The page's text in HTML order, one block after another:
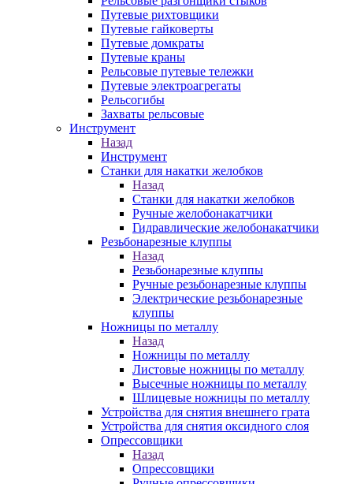
Путевые рихтовщики
Путевые гайковерты
Путевые домкраты
Путевые краны
Рельсовые путевые тележки
Путевые электроагрегаты
Рельсогибы
Захваты рельсовые
Инструмент
Назад
Инструмент
Станки для накатки желобков
Назад
Станки для накатки желобков
Ручные желобонакатчики
Гидравлические желобонакатчики
Резьбонарезные клуппы
Назад
Резьбонарезные клуппы
Ручные резьбонарезные клуппы
Электрические резьбонарезные
клуппы
Ножницы по металлу
Назад
Ножницы по металлу
Листовые ножницы по металлу
Высечные ножницы по металлу
Шлицевые ножницы по металлу
Устройства для снятия внешнего грата
Устройства для снятия оксидного слоя
Опрессовщики
Назад
Опрессовщики